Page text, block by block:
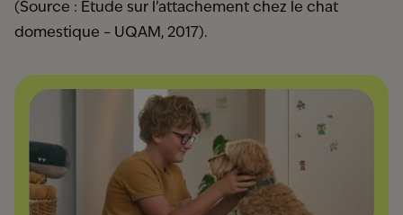
(Source : Etude sur l’attachement chez le chat
domestique – UQAM, 2017).